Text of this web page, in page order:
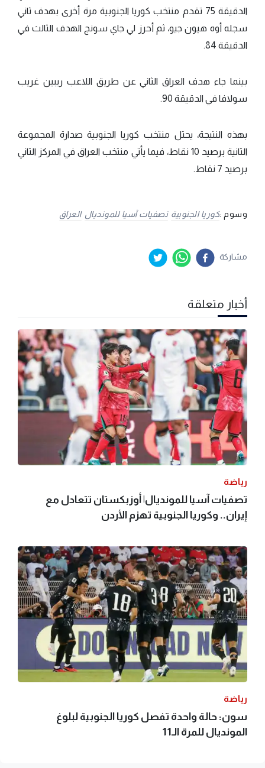
الدقيقة 75 تقدم منتخب كوريا الجنوبية مرة أخرى بهدف ثاني
سجله أوه هيون جيو، ثم أحرز لي جاي سونج الهدف الثالث في
الدقيقة 84.
بينما جاء هدف العراق الثاني عن طريق اللاعب ريبين غريب
سولافا في الدقيقة 90.
بهذه النتيجة، يحتل منتخب كوريا الجنوبية صدارة المجموعة
الثانية برصيد 10 نقاط، فيما يأتي منتخب العراق في المركز الثاني
برصيد 7 نقاط.
وسوم :كوريا الجنوبية تصفيات آسيا للمونديال العراق
مشاركة
أخبار متعلقة
رياضة
تصفيات آسيا للمونديال| أوزبكستان تتعادل مع
إيران.. وكوريا الجنوبية تهزم الأردن
رياضة
سون: حالة واحدة تفصل كوريا الجنوبية لبلوغ
المونديال للمرة الـ11